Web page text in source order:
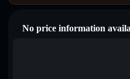
No price information